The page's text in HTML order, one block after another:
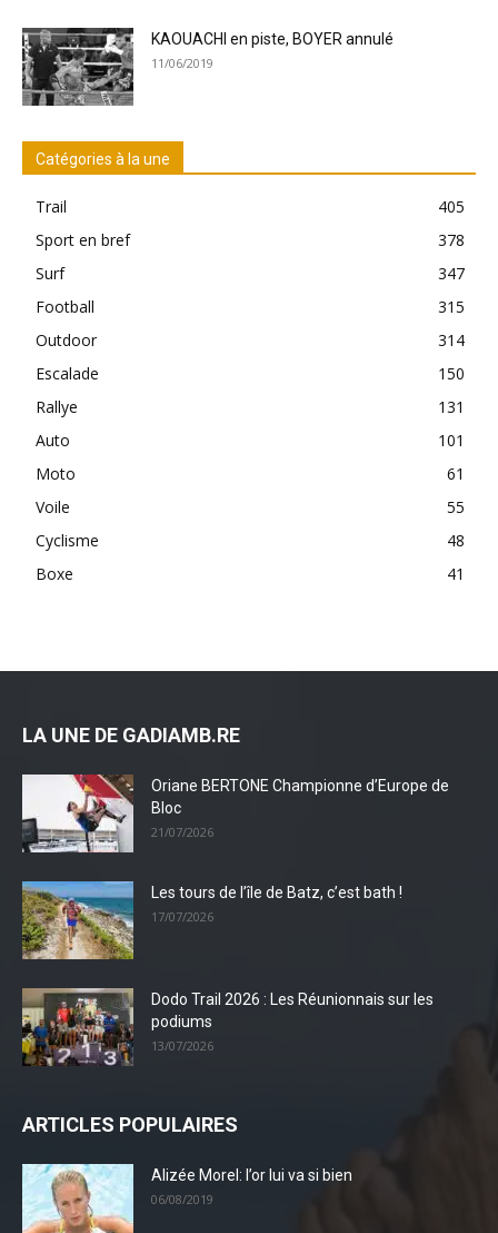
KAOUACHI en piste, BOYER annulé
11/06/2019
Catégories à la une
Trail
405
Sport en bref
378
Surf
347
Football
315
Outdoor
314
Escalade
150
Rallye
131
Auto
101
Moto
61
Voile
55
Cyclisme
48
Boxe
41
LA UNE DE GADIAMB.RE
Oriane BERTONE Championne d’Europe de
Bloc
21/07/2026
Les tours de l’île de Batz, c’est bath !
17/07/2026
Dodo Trail 2026 : Les Réunionnais sur les
podiums
13/07/2026
ARTICLES POPULAIRES
Alizée Morel: l’or lui va si bien
06/08/2019